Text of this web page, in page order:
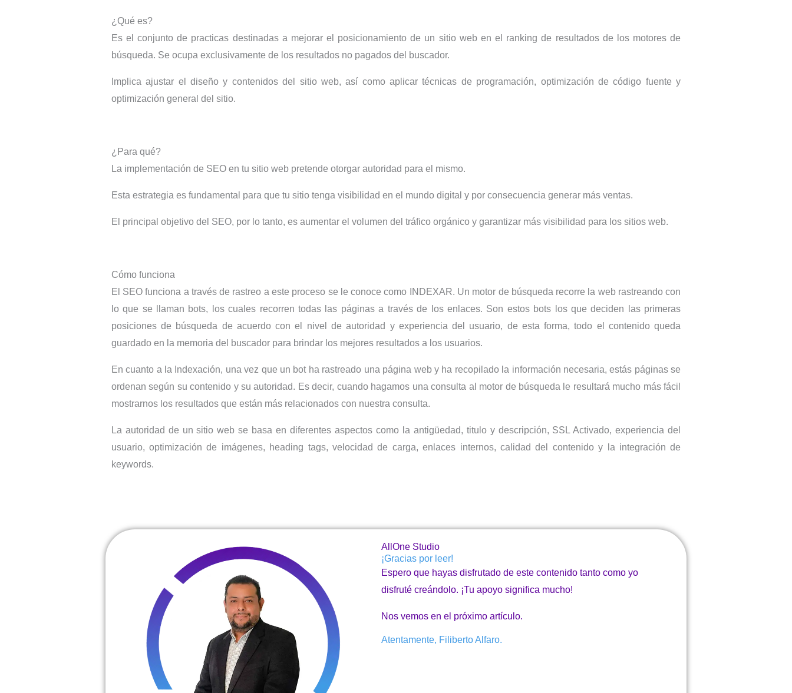
¿Qué es?
Es el conjunto de practicas destinadas a mejorar el posicionamiento de un sitio web en el ranking de resultados de los motores de
búsqueda. Se ocupa exclusivamente de los resultados no pagados del buscador.
Implica ajustar el diseño y contenidos del sitio web, así como aplicar técnicas de programación, optimización de código fuente y
optimización general del sitio.
¿Para qué?
La implementación de SEO en tu sitio web pretende otorgar autoridad para el mismo.
Esta estrategia es fundamental para que tu sitio tenga visibilidad en el mundo digital y por consecuencia generar más ventas.
El principal objetivo del SEO, por lo tanto, es aumentar el volumen del tráfico orgánico y garantizar más visibilidad para los sitios web.
Cómo funciona
El SEO funciona a través de rastreo a este proceso se le conoce como INDEXAR. Un motor de búsqueda recorre la web rastreando con
lo que se llaman bots, los cuales recorren todas las páginas a través de los enlaces. Son estos bots los que deciden las primeras
posiciones de búsqueda de acuerdo con el nivel de autoridad y experiencia del usuario, de esta forma, todo el contenido queda
guardado en la memoria del buscador para brindar los mejores resultados a los usuarios.
En cuanto a la Indexación, una vez que un bot ha rastreado una página web y ha recopilado la información necesaria, estás páginas se
ordenan según su contenido y su autoridad. Es decir, cuando hagamos una consulta al motor de búsqueda le resultará mucho más fácil
mostrarnos los resultados que están más relacionados con nuestra consulta.
La autoridad de un sitio web se basa en diferentes aspectos como la antigüedad, titulo y descripción, SSL Activado, experiencia del
usuario, optimización de imágenes, heading tags, velocidad de carga, enlaces internos, calidad del contenido y la integración de
keywords.
AllOne Studio
¡Gracias por leer!
Espero que hayas disfrutado de este contenido tanto como yo
disfruté creándolo. ¡Tu apoyo significa mucho!
Nos vemos en el próximo artículo.
Atentamente, Filiberto Alfaro.